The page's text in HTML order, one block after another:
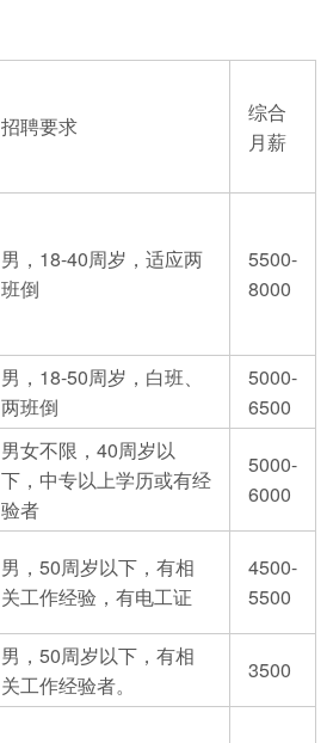
招聘要求
综合
月薪
男，18-40周岁，适应两
班倒
5500-
8000
男，18-50周岁，白班、
两班倒
5000-
6500
男女不限，40周岁以
下，中专以上学历或有经
验者
5000-
6000
男，50周岁以下，有相
关工作经验，有电工证
4500-
5500
男，50周岁以下，有相
关工作经验者。
3500